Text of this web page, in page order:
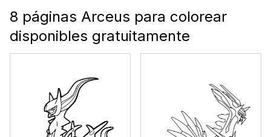
8 páginas Arceus para colorear
disponibles gratuitamente